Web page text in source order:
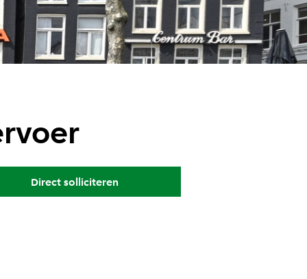
Direct solliciteren